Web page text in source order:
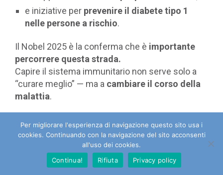
e iniziative per prevenire il diabete tipo 1
nelle persone a rischio.
Il Nobel 2025 è la conferma che è importante
percorrere questa strada.
Capire il sistema immunitario non serve solo a
“curare meglio” — ma a cambiare il corso della
malattia.
SOSTIENI LA RICERCA DI UNA CURA DEFINITIVA
Per migliorare l'esperienza di navigazione questo sito usa i
cookies. Continuando con la navigazione del sito acconsenti
all'uso dei cookies.
Continua!
Rifiuta Privacy policy